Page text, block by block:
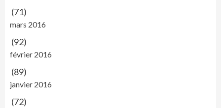
(71)
mars 2016
(92)
février 2016
(89)
janvier 2016
(72)